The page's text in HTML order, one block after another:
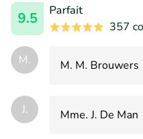
9.5
Parfait
357
M. M. M. Brouwers
J. Mme. J. De Man